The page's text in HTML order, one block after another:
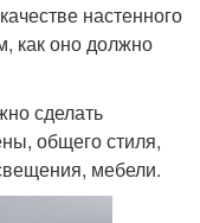
настенного
как оно должно
сделать
общего стиля,
мебели.